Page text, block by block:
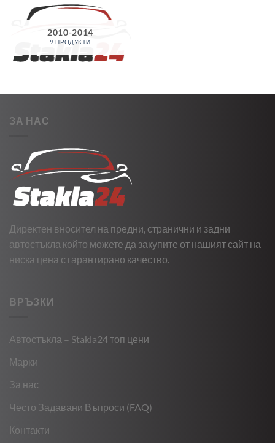
2010-2014
9 ПРОДУКТИ
ЗА НАС
Директен вносител на предни, странични и задни
автостъкла който можете да закупите от нашият сайт на
ниска цена с гарантирано качество.
ВРЪЗКИ
Автостъкла – Stakla24 топ цени
Марки
За нас
Често Задавани Въпроси (FAQ)
Контакти